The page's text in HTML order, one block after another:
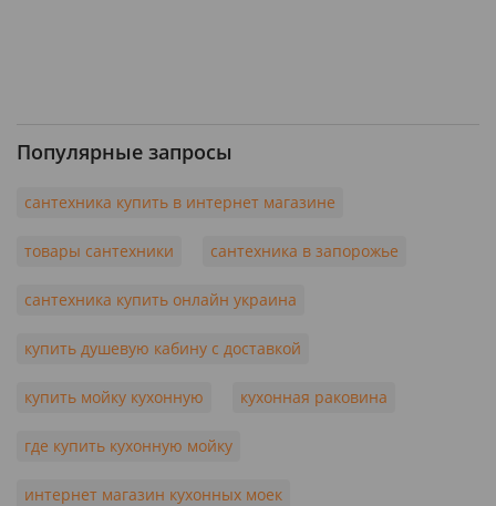
Популярные запросы
сантехника купить в интернет магазине
товары сантехники сантехника в запорожье
сантехника купить онлайн украина
купить душевую кабину с доставкой
купить мойку кухонную кухонная раковина
где купить кухонную мойку
интернет магазин кухонных моек